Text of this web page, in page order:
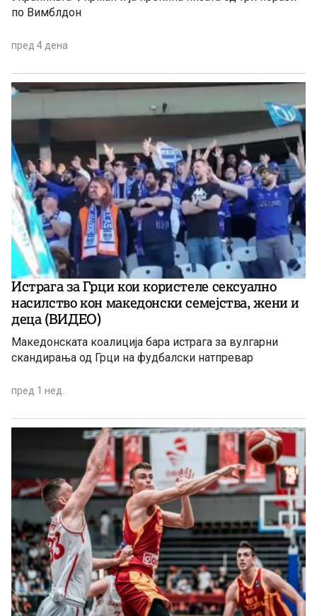
по Вимблдон
пред 4 дена
Истрага за Грци кои користеле сексуално
насилство кон македонски семејства, жени и
деца (ВИДЕО)
Македонската коалиција бара истрага за вулгарни
скандирања од Грци на фудбалски натпревар
пред 1 нед.